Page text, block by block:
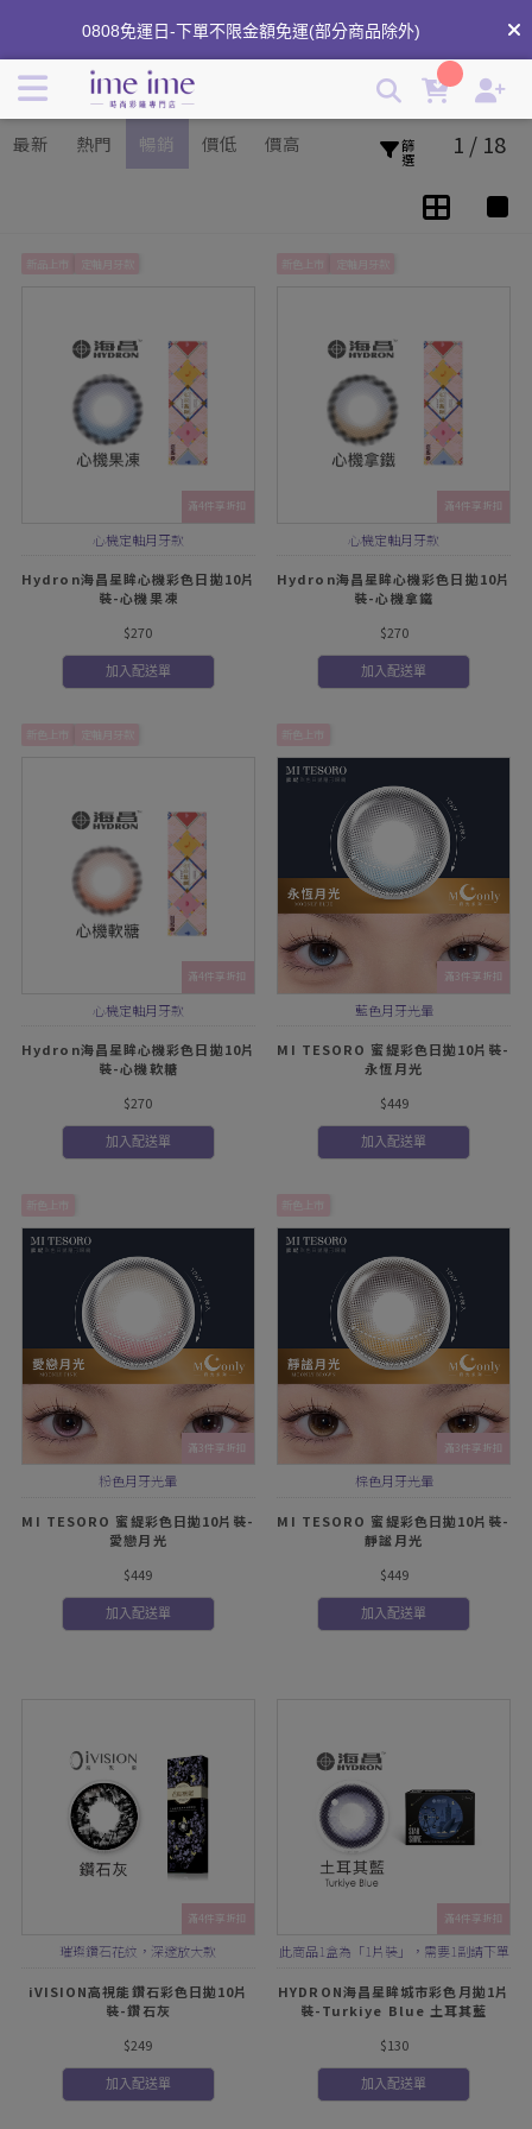
0808免運日-下單不限金額免運(部分商品除外)
分享商品心得領紅利⟢
最新 熱門 暢銷 價低 價高 篩選 1 / 18
滿4件享折扣
心機定軸月牙款
Hydron海昌星眸心機彩色日拋10片
裝-心機果凍
$270
加入配送單
滿4件享折扣
心機定軸月牙款
Hydron海昌星眸心機彩色日拋10片
裝-心機拿鐵
$270
加入配送單
滿4件享折扣
心機定軸月牙款
Hydron海昌星眸心機彩色日拋10片
裝-心機軟糖
$270
加入配送單
滿3件享折扣
藍色月牙光暈
MI TESORO 蜜緹彩色日拋10片裝-
永恆月光
$449
加入配送單
滿3件享折扣
粉色月牙光暈
MI TESORO 蜜緹彩色日拋10片裝-
愛戀月光
$449
加入配送單
滿3件享折扣
棕色月牙光暈
MI TESORO 蜜緹彩色日拋10片裝-
靜謐月光
$449
加入配送單
滿4件享折扣
璀璨鑽石花紋，深邃放大款
iVISION高視能鑽石彩色日拋10片
裝-鑽石灰
$249
加入配送單
滿4件享折扣
此商品1盒為「1片裝」，需要1副請下單
2盒
HYDRON海昌星眸城市彩色月拋1片
裝-Turkiye Blue 土耳其藍
$130
加入配送單